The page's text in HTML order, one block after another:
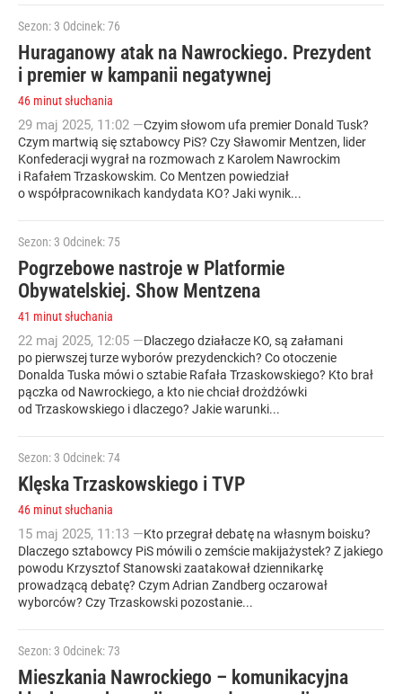
Sezon: 3 Odcinek: 76
Huraganowy atak na Nawrockiego. Prezydent
i premier w kampanii negatywnej
46 minut słuchania
29 maj 2025, 11:02 —Czyim słowom ufa premier Donald Tusk?
Czym martwią się sztabowcy PiS? Czy Sławomir Mentzen, lider
Konfederacji wygrał na rozmowach z Karolem Nawrockim
i Rafałem Trzaskowskim. Co Mentzen powiedział
o współpracownikach kandydata KO? Jaki wynik...
Sezon: 3 Odcinek: 75
Pogrzebowe nastroje w Platformie
Obywatelskiej. Show Mentzena
41 minut słuchania
22 maj 2025, 12:05 —Dlaczego działacze KO, są załamani
po pierwszej turze wyborów prezydenckich? Co otoczenie
Donalda Tuska mówi o sztabie Rafała Trzaskowskiego? Kto brał
pączka od Nawrockiego, a kto nie chciał drożdżówki
od Trzaskowskiego i dlaczego? Jakie warunki...
Sezon: 3 Odcinek: 74
Klęska Trzaskowskiego i TVP
46 minut słuchania
15 maj 2025, 11:13 —Kto przegrał debatę na własnym boisku?
Dlaczego sztabowcy PiS mówili o zemście makijażystek? Z jakiego
powodu Krzysztof Stanowski zaatakował dziennikarkę
prowadzącą debatę? Czym Adrian Zandberg oczarował
wyborców? Czy Trzaskowski pozostanie...
Sezon: 3 Odcinek: 73
Mieszkania Nawrockiego – komunikacyjna